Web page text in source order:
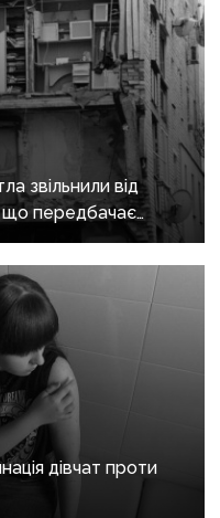
звільнили від
що передбачає
дівчат проти